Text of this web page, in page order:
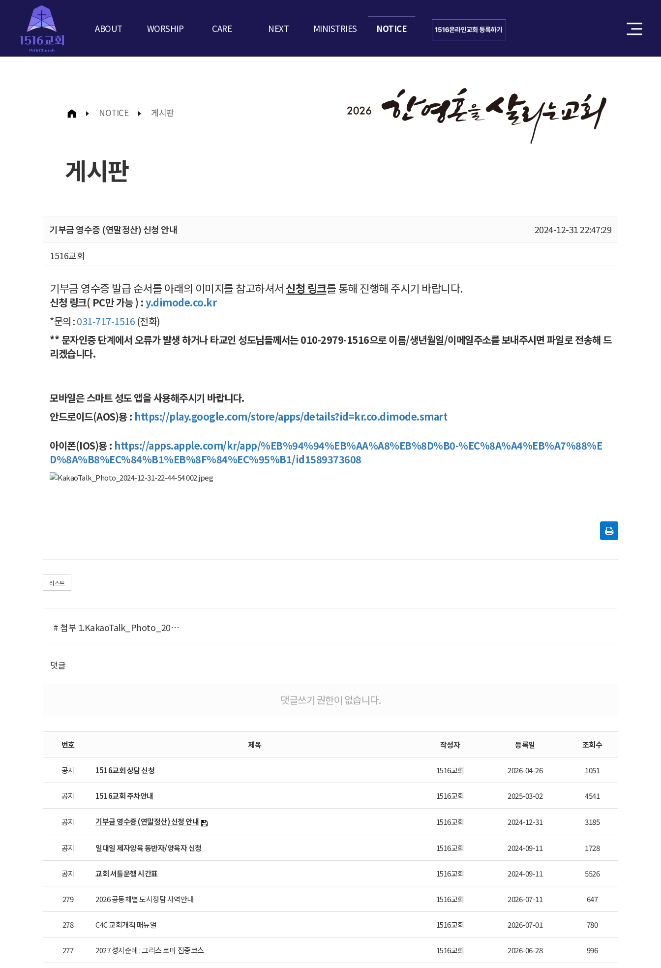
ABOUT WORSHIP CARE NEXT MINISTRIES NOTICE
NOTICE 게시판
게시판
기부금 영수증 (연말정산) 신청 안내 2024-12-31 22:47:29
1516교회
기부금 영수증 발급 순서를 아래의 이미지를 참고하셔서신청 링크를통해 진행해 주시기 바랍니다.
신청 링크( PC만 가능 ) :y.dimode.co.kr
*문의 :031-717-1516 (전화)
** 문자인증 단계에서 오류가 발생 하거나 타교인 성도님들께서는 010-2979-1516으로 이름/생년월일/이메일주소를 보내주시면 파일로 전송해 드
리겠습니다.
모바일은 스마트 성도 앱을 사용해주시기 바랍니다.
안드로이드(AOS)용 : https://play.google.com/store/apps/details?id=kr.co.dimode.smart
아이폰(IOS)용 : https://apps.apple.com/kr/app/%EB%94%94%EB%AA%A8%EB%8D%B0-%EC%8A%A4%EB%A7%88%E
D%8A%B8%EC%84%B1%EB%8F%84%EC%95%B1/id1589373608
리스트
# 첨부 1.KakaoTalk_Photo_2024-12-31-22-44-54 002.jpeg
댓글
댓글쓰기 권한이 없습니다.
번호 제목 작성자 등록일 조회수
공지 1516교회 상담 신청 1516교회 2026-04-26 1051
공지 1516교회 주차안내 1516교회 2025-03-02 4541
공지 기부금 영수증 (연말정산) 신청 안내 1516교회 2024-12-31 3185
공지 일대일 제자양육 동반자/양육자 신청 1516교회 2024-09-11 1728
공지 교회 셔틀운행 시간표 1516교회 2024-09-11 5526
279 2026 공동체별 도시정탐 사역안내 1516교회 2026-07-11 647
278 C4C 교회개척 매뉴얼 1516교회 2026-07-01 780
277 2027 성지순례 : 그리스 로마 집중코스 1516교회 2026-06-28 996